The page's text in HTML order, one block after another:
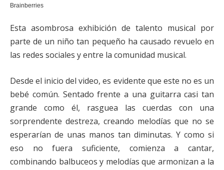
Esta asombrosa exhibición de talento musical por
parte de un niño tan pequeño ha causado revuelo en
las redes sociales y entre la comunidad musical.
Desde el inicio del video, es evidente que este no es un
bebé común. Sentado frente a una guitarra casi tan
grande como él, rasguea las cuerdas con una
sorprendente destreza, creando melodías que no se
esperarían de unas manos tan diminutas. Y como si
eso no fuera suficiente, comienza a cantar,
combinando balbuceos y melodías que armonizan a la